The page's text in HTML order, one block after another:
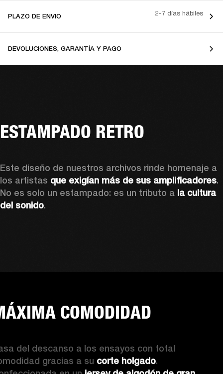
PLAZO DE ENVIO 2-7 días hábiles
DEVOLUCIONES, GARANTÍA Y PAGO
ESTAMPADO RETRO
Este diseño de nuestros archivos rinde homenaje a
los artistas que exigían más de sus amplificadores.
No es solo un estampado: es un tributo a la cultura
del sonido.
COMODIDAD
del descanso a los ensayos con total
gracias a su corte holgado.